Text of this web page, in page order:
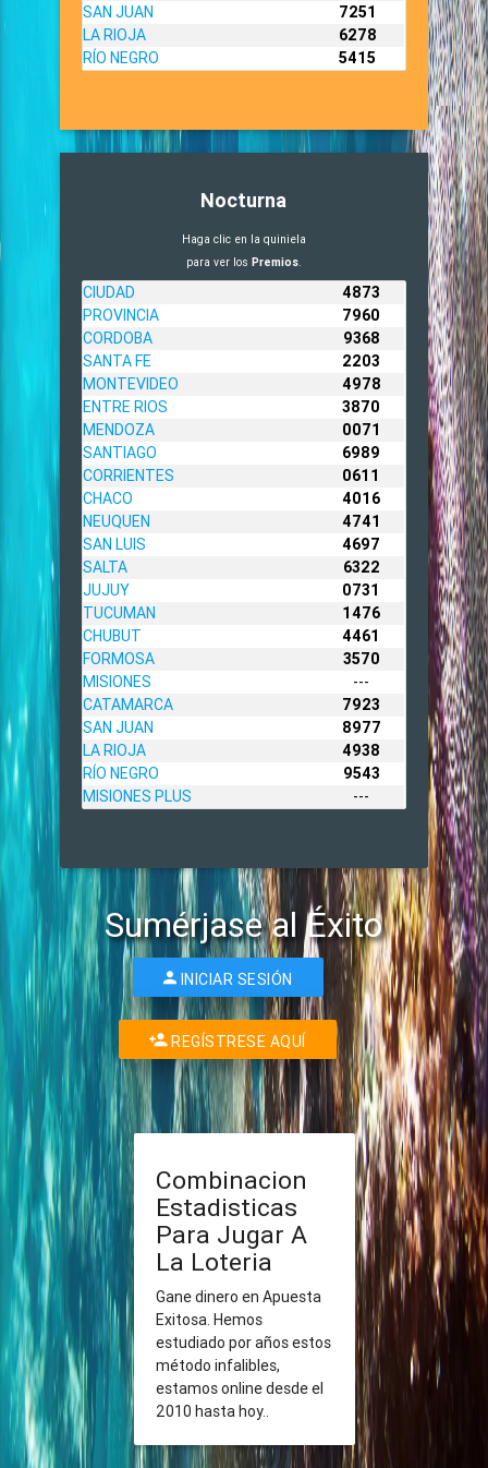
SAN JUAN
7251
LA RIOJA
6278
RÍO NEGRO
5415
Nocturna
Haga clic en la quiniela
para ver los Premios.
CIUDAD
4873
PROVINCIA
7960
CORDOBA
9368
SANTA FE
2203
MONTEVIDEO
4978
ENTRE RIOS
3870
MENDOZA
0071
SANTIAGO
6989
CORRIENTES
0611
CHACO
4016
NEUQUEN
4741
SAN LUIS
4697
SALTA
6322
JUJUY
0731
TUCUMAN
1476
CHUBUT
4461
FORMOSA
3570
MISIONES
---
CATAMARCA
7923
SAN JUAN
8977
LA RIOJA
4938
RÍO NEGRO
9543
MISIONES PLUS
---
Sumérjase al Éxito
INICIAR SESIÓN
REGÍSTRESE AQUÍ
Combinacion
Estadisticas
Para Jugar A
La Loteria
Gane dinero en Apuesta
Exitosa. Hemos
estudiado por años estos
método infalibles,
estamos online desde el
2010 hasta hoy..